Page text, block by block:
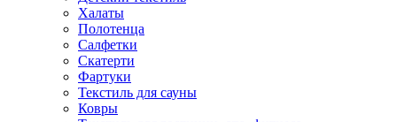
Халаты
Полотенца
Салфетки
Скатерти
Фартуки
Текстиль для сауны
Ковры